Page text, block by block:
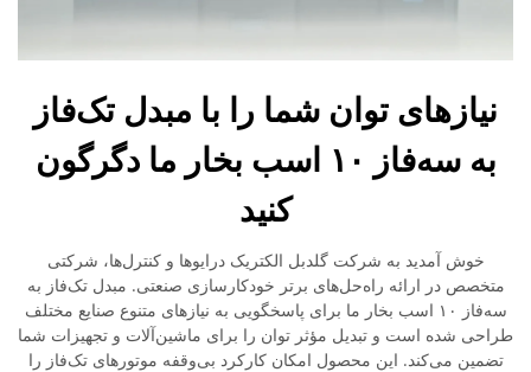
نیازهای توان شما را با مبدل تک‌فاز
به سه‌فاز ۱۰ اسب بخار ما دگرگون
کنید
خوش آمدید به شرکت گلدبل الکتریک درایوها و کنترل‌ها، شرکتی
متخصص در ارائه راه‌حل‌های برتر خودکارسازی صنعتی. مبدل تک‌فاز به
سه‌فاز ۱۰ اسب بخار ما برای پاسخگویی به نیازهای متنوع صنایع مختلف
طراحی شده است و تبدیل مؤثر توان را برای ماشین‌آلات و تجهیزات شما
تضمین می‌کند. این محصول امکان کارکرد بی‌وقفه موتورهای تک‌فاز را